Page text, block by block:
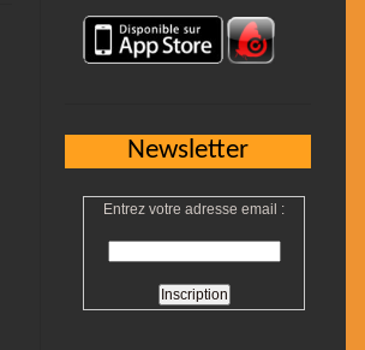
Newsletter
Entrez votre adresse email :